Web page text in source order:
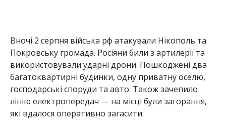
Вночі 2 серпня війська рф атакували Нікополь та
Покровську громада. Росіяни били з артилерії та
використовували ударні дрони. Пошкоджені два
багатоквартирні будинки, одну приватну оселю,
господарські споруди та авто. Також зачепило
лінію електропередач — на місці були загорання,
які вдалося оперативно загасити.